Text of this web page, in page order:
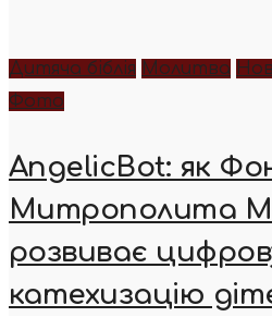
Дитяча біблія Молитва
Фото
AngelicBot: як
Митрополита
розвиває
катехизацію